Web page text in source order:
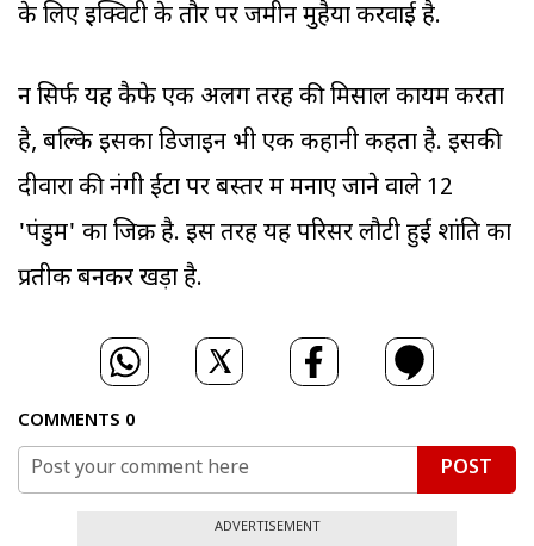
के लिए इक्विटी के तौर पर जमीन मुहैया करवाई है.
न सिर्फ यह कैफे एक अलग तरह की मिसाल कायम करता
है, बल्कि इसका डिजाइन भी एक कहानी कहता है. इसकी
दीवारों की नंगी ईंटों पर बस्तर में मनाए जाने वाले 12
'पंडुम' का जिक्र है. इस तरह यह परिसर लौटी हुई शांति का
प्रतीक बनकर खड़ा है.
COMMENTS 0
POST
ADVERTISEMENT